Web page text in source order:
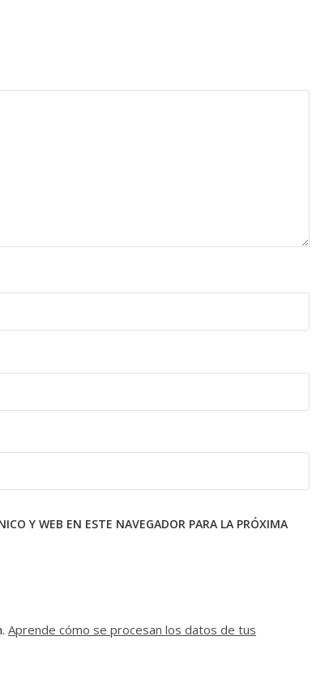
Y WEB EN ESTE NAVEGADOR PARA LA PRÓXIMA
Aprende cómo se procesan los datos de tus